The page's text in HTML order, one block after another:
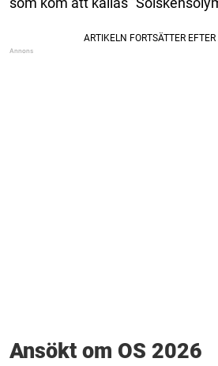
Ansökt om OS 2026